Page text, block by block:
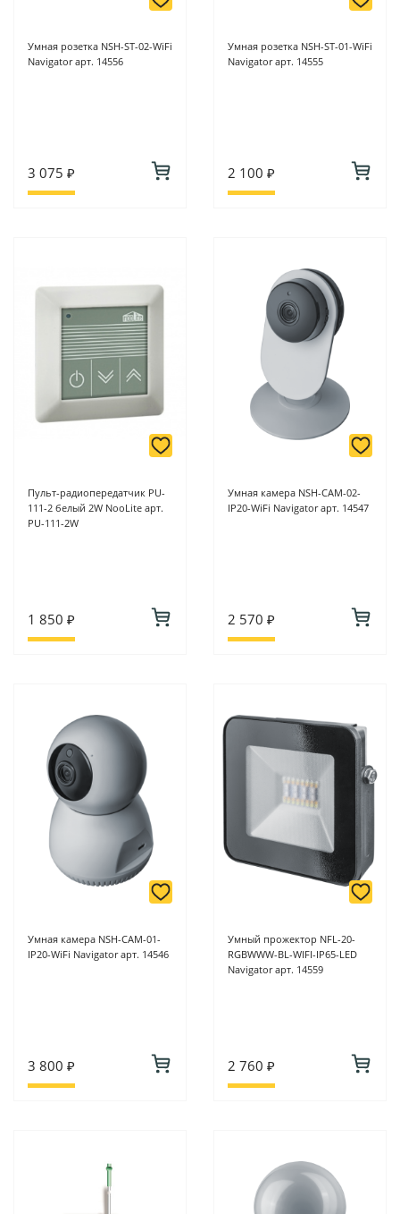
Умная розетка NSH-ST-02-WiFi
Navigator арт. 14556
3 075 ₽
Умная розетка NSH-ST-01-WiFi
Navigator арт. 14555
2 100 ₽
Пульт-радиопередатчик РU-
111-2 белый 2W NooLite арт.
PU-111-2W
1 850 ₽
Умная камера NSH-CAM-02-
IP20-WiFi Navigator арт. 14547
2 570 ₽
Умная камера NSH-CAM-01-
IP20-WiFi Navigator арт. 14546
3 800 ₽
Умный прожектор NFL-20-
RGBWWW-BL-WIFI-IP65-LED
Navigator арт. 14559
2 760 ₽